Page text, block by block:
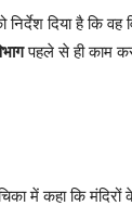
निर्देश दिया है कि
पहले से ही काम
में कहा कि